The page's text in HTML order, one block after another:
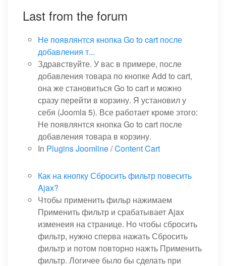
Last from the forum
Не появлянтся кнопка Go to cart после
добавления т...
Здравствуйте. У вас в примере, после
добавления товара по кнопке Add to cart,
она же становиться Go to cart и можно
сразу перейти в корзину. Я установил у
себя (Joomla 5). Все работает кроме этого:
Не появлянтся кнопка Go to cart после
добавления товара в корзину.
In Plugins Joomline/Content Cart
Как на кнопку Сбросить фильтр повесить
Ajax?
Чтобы применить фильр нажимаем
Применить фильтр и срабатывает Ajax
изменеия на странице. Но чтобы сбросить
фильтр, нужно сперва нажать Сбросить
фильтр и потом повторно нажть Применить
фильтр. Логичее было бы сделать при